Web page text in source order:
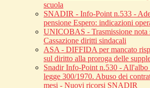
scuola
SNADIR - Info-Point n.533 -
pensione Espero: indicazioni
UNICOBAS - Trasmissione nota
Cassazione diritti sindacali
ASA - DIFFIDA per mancato
sul diritto alla proroga delle
Snadir Info-Point n.530 - All'albo
legge 300/1970. Abuso dei
mesi - Nuovi ricorsi SNADIR